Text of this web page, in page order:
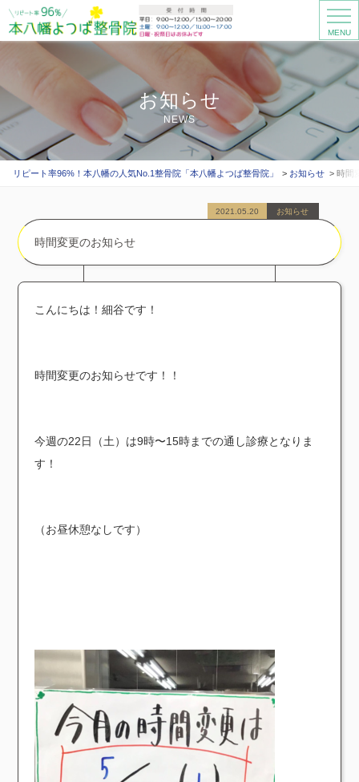
MENU
お知らせ
NEWS
リピート率96%！本八幡の人気No.1整骨院「本八幡よつば整骨院」 お知らせ 時間
時間変更のお知らせ
2021.05.20 お知らせ
­こんにちは！細谷です！
時間変更のお知らせです！！
今週の22日（土）は9時〜15時までの通し診療となりま
す！
（お昼休憩なしです）